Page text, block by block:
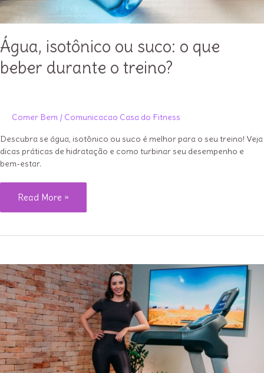
Água, isotônico ou suco: o que
beber durante o treino?
Comer Bem / Comunicacao Casa do Fitness
Descubra se água, isotônico ou suco é melhor para o seu treino! Veja
dicas práticas de hidratação e como turbinar seu desempenho e
bem-estar.
Água,
isotônico
que
beber
durante
o
treino?
Read More »